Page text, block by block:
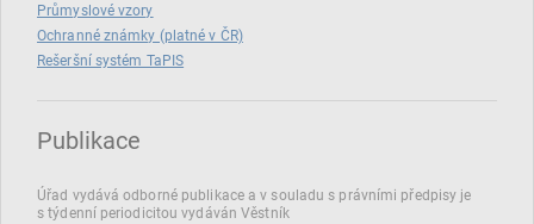
Průmyslové vzory
Ochranné známky (platné v ČR)
Rešeršní systém TaPIS
Publikace
Úřad vydává odborné publikace a v souladu s právními předpisy je
s týdenní periodicitou vydáván Věstník